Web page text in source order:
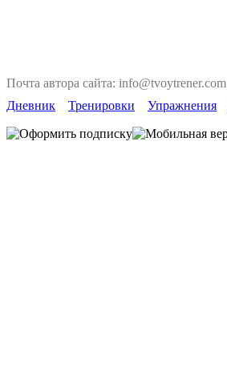
Почта автора сайта: info@tvoytrener.com
Дневник
Тренировки Упражнения